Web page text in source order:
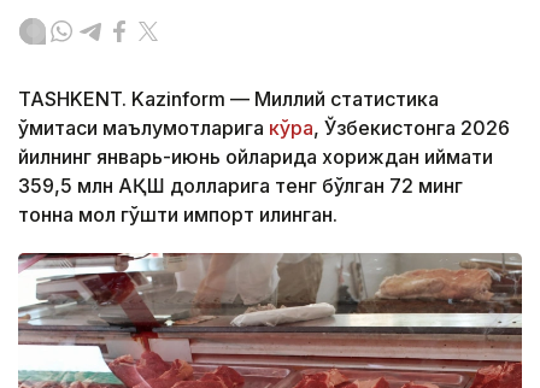
TASHKENT. Kazinform — Миллий статистика
қўмитаси маълумотларига кўра, Ўзбекистонга 2026
йилнинг январь-июнь ойларида хориждан қиймати
359,5 млн АҚШ долларига тенг бўлган 72 минг
тонна мол гўшти импорт қилинган.